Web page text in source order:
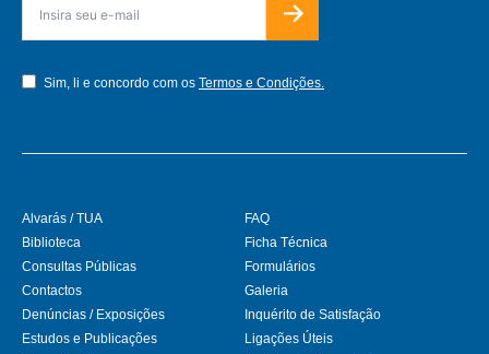
Sim, li e concordo com os Termos e Condições.
Alvarás / TUA
Biblioteca
Consultas Públicas
Contactos
Denúncias / Exposições
Estudos e Publicações
FAQ
Ficha Técnica
Formulários
Galeria
Inquérito de Satisfação
Ligações Úteis